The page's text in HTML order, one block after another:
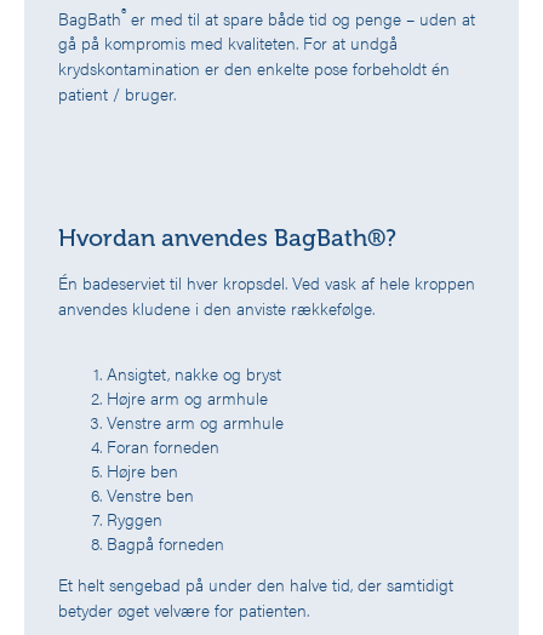
BagBath® er med til at spare både tid og penge – uden at
gå på kompromis med kvaliteten. For at undgå
krydskontamination er den enkelte pose forbeholdt én
patient / bruger.
Hvordan anvendes BagBath®?
Én badeserviet til hver kropsdel. Ved vask af hele kroppen
anvendes kludene i den anviste rækkefølge.
Ansigtet, nakke og bryst
Højre arm og armhule
Venstre arm og armhule
Foran forneden
Højre ben
Venstre ben
Ryggen
Bagpå forneden
Et helt sengebad på under den halve tid, der samtidigt
betyder øget velvære for patienten.